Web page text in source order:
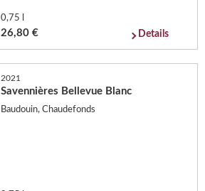
0,75 l
26,80 € Details
2021
Savennières Bellevue Blanc
Baudouin, Chaudefonds